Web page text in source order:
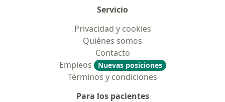
Servicio
Privacidad y cookies
Quiénes somos
Contacto
Empleos
Nuevas posiciones
Términos y condiciones
Para los pacientes